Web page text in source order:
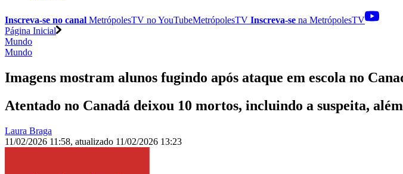
Inscreva-se no canal MetrópolesTV noYouTubeMetrópolesTV Inscreva-se na MetrópolesTV
Página Inicial
Mundo
Mundo
Imagens mostram alunos fugindo após ataque em escola no
Atentado no Canadá deixou 10 mortos, incluindo a suspeita,
Laura Braga
11/02/2026 11:58, atualizado 11/02/2026 13:23